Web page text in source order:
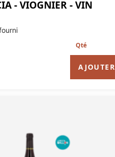
- VIOGNIER - VIN
AJOUTER